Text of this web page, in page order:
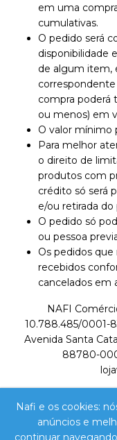
Nafi e os cookies:
anúncios e
continuar
em uma
cumulativas.
O pedido será
disponibilidade
de algum item,
correspondente
compra poderá
ou menos) em
O valor mínimo
Para melhor
o direito de
produtos com
crédito só será
e/ou retirada do
O pedido só
ou pessoa
Os pedidos
recebidos
cancelados em
NAFI
10.788.485/0001-
Avenida Santa
88780-
A VENDA E O
SÃO
BEBIDA